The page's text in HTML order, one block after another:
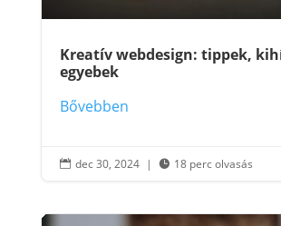
Kreatív webdesign: tippek,
egyebek
Bővebben
 dec 30, 2024 |  18 perc olvasás